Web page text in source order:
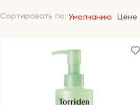
Сортировать по: Умолчанию Цене